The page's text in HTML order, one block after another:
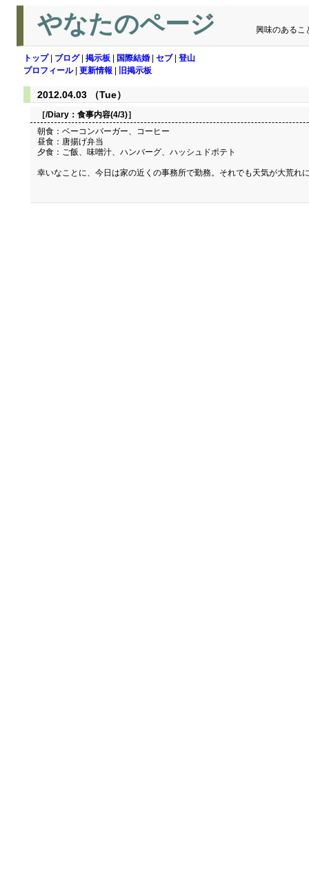
やなたのページ 興味のあるこ
トップ| ブログ| 掲示板 国際結婚 セブ| 登山
プロフィール| 更新情報 旧掲示板
2012.04.03 （Tue）
［/Diary： 食事内容(4/3)］
朝食：ベーコンバーガー、コーヒー
昼食：唐揚げ弁当
夕食：ご飯、味噌汁、ハンバーグ、ハッシュドポテト
幸いなことに、今日は家の近くの事務所で勤務。それでも天気が大荒れ